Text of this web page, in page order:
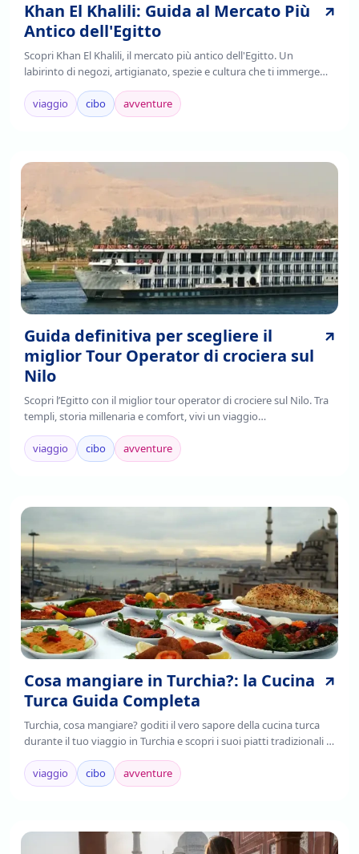
Khan El Khalili: Guida al Mercato Più
Antico dell'Egitto
Scopri Khan El Khalili, il mercato più antico dell'Egitto. Un
labirinto di negozi, artigianato, spezie e cultura che ti immerge
nell'autenticità cairota. Leggi!
viaggio
cibo avventure
Guida definitiva per scegliere il
miglior Tour Operator di crociera sul
Nilo
Scopri l’Egitto con il miglior tour operator di crociere sul Nilo. Tra
templi, storia millenaria e comfort, vivi un viaggio
indimenticabile.Prenota ora!
viaggio
cibo avventure
Cosa mangiare in Turchia?: la Cucina
Turca Guida Completa
Turchia, cosa mangiare? goditi il vero sapore della cucina turca
durante il tuo viaggio in Turchia e scopri i suoi piatti tradizionali ,
è il frutto della fusione di tradizioni culinarie regionali,
mediterranee e asiatiche.
viaggio cibo avventure